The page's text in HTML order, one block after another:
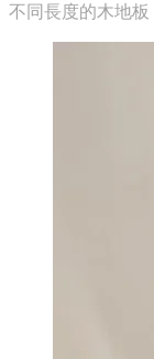
不同長度的木地板